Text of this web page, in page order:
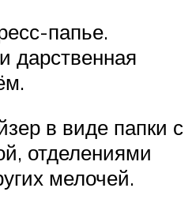
папье.
дарственная
в виде папки с
отделениями
мелочей.